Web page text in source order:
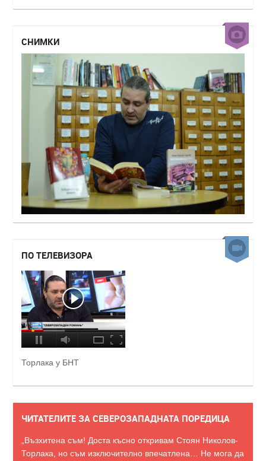
СНИМКИ
ПО ТЕЛЕВИЗОРА
Торлака у БНТ
ЧИТАТЕЛИТЕ ЗА СЕВЕРОЗАПАДНАТА ПОРЕДИЦА
„Възхитена съм! Доста късно откривам Стоян Николов-
Торлака, но съм изключително впечатлена… Не мога да